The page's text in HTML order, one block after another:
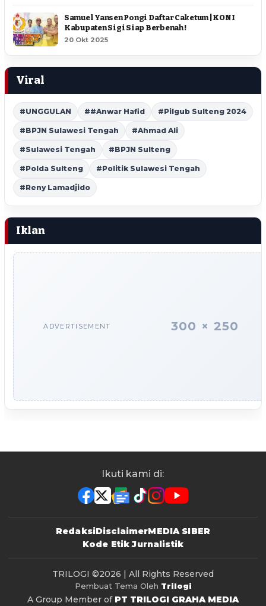
Samuel Yansen Pongi Daftar Caketum | KONI
Kabupaten Sigi Siap Berbenah !
20 Okt 2025
Viral
#UNGGULAN ##Anwar Hafid #Pilgub Sulteng 2024
#BPJN Sulawesi Tengah #Ahmad Ali
#Sulawesi Tengah #BPJN Sulteng
#Polda Sulteng #Politik Sulawesi Tengah
#Reny Lamadjido
Iklan
ADVERTISEMENT 300 × 250
Ikuti kami di:
RedaksiDisclaimerMEDIA SIBER
Kode Etik Jurnalistik
TRILOGI ©2026 | All Rights Reserved
Pembuat Tema Oleh Trilogi
A Group Member of PT TRILOGI GRAHA MEDIA